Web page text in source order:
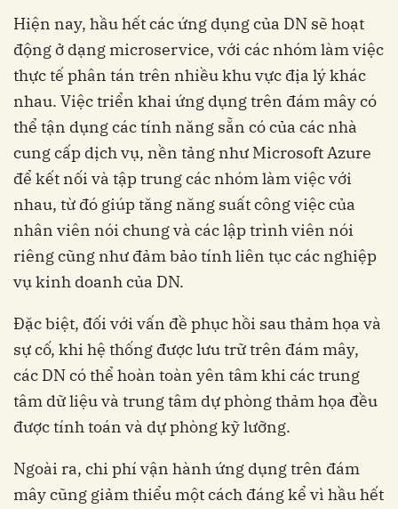
Hiện nay, hầu hết các ứng dụng của DN sẽ hoạt
động ở dạng microservice, với các nhóm làm việc
thực tế phân tán trên nhiều khu vực địa lý khác
nhau. Việc triển khai ứng dụng trên đám mây có
thể tận dụng các tính năng sẵn có của các nhà
cung cấp dịch vụ, nền tảng như Microsoft Azure
để kết nối và tập trung các nhóm làm việc với
nhau, từ đó giúp tăng năng suất công việc của
nhân viên nói chung và các lập trình viên nói
riêng cũng như đảm bảo tính liên tục các nghiệp
vụ kinh doanh của DN.
Đặc biệt, đối với vấn đề phục hồi sau thảm họa và
sự cố, khi hệ thống được lưu trữ trên đám mây,
các DN có thể hoàn toàn yên tâm khi các trung
tâm dữ liệu và trung tâm dự phòng thảm họa đều
được tính toán và dự phòng kỹ lưỡng.
Ngoài ra, chi phí vận hành ứng dụng trên đám
mây cũng giảm thiểu một cách đáng kể vì hầu hết